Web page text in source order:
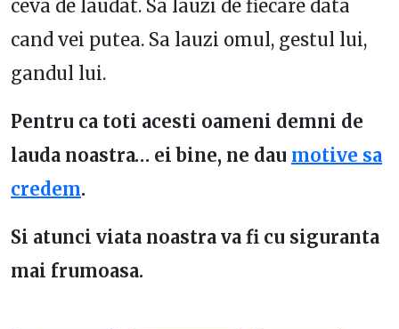
ceva de laudat. Sa lauzi de fiecare data
cand vei putea. Sa lauzi omul, gestul lui,
gandul lui.
Pentru ca toti acesti oameni demni de
lauda noastra… ei bine, ne dau motive sa
credem.
Si atunci viata noastra va fi cu siguranta
mai frumoasa.